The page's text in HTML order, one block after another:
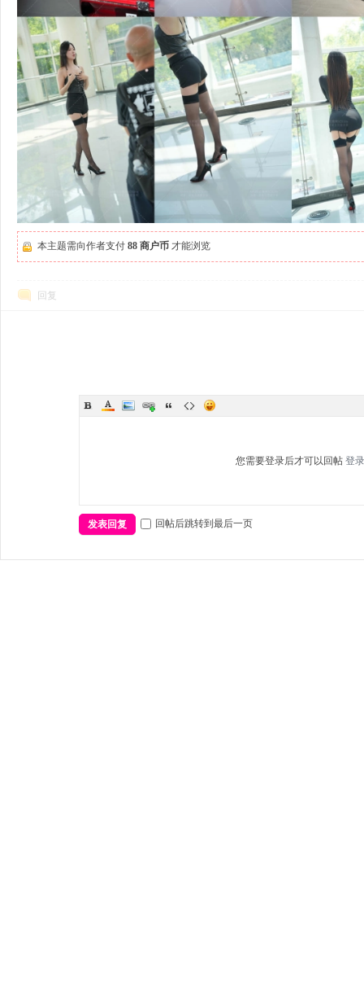
本主题需向作者支付 88 商户币 才能浏览
回复
您需要登录后才可以回帖 登录
发表回复 回帖后跳转到最后一页